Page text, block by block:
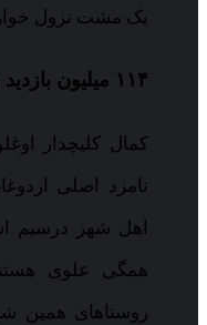
یک مشت نزول خوار
۱۱۴ میلیون بازدید برای «من یک علوی هستم»
کمال کلیچدار
نامزد اصلی
اهل شهر درسیم
همگی علوی
روستاهای همین